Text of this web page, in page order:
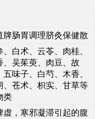
牌肠胃调理脐灸保健散
、白术、云苓、肉桂、
、吴茱萸、肉豆、故
五味子、白芍、木香、
、苍术、枳实、甘草等
类
虚，寒邪凝滞引起的腹